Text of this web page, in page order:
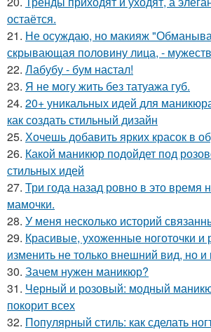
остаётся.
21. Не осуждаю, но макияж
скрывающая половину лица, -
22. Лабубу - бум настал!
23. Я не могу жить без татуажа губ.
24. 20+ уникальных идей для
как создать стильный дизайн
25. Хочешь добавить ярких красок в
26. Какой маникюр подойдет под
стильных идей
27. Три года назад ровно в это время
мамочки.
28. У меня несколько историй
29. Красивые, ухоженные ноготочки и
изменить не только внешний вид, но и
30. Зачем нужен маникюр?
31. Черный и розовый: модный
покорит всех
32. Популярный стиль: как сделать